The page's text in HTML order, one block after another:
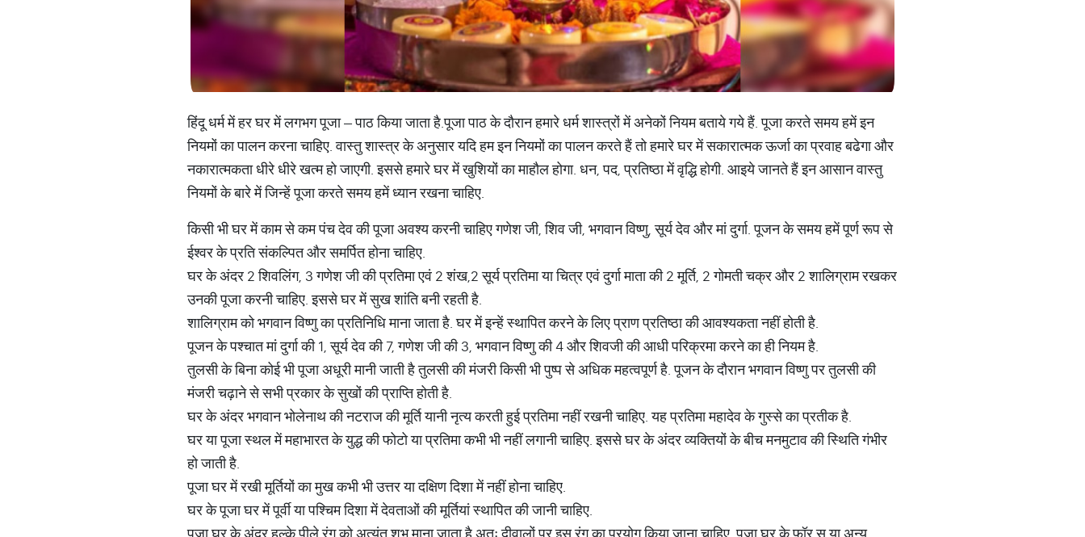
हिंदू धर्म में हर घर में लगभग पूजा – पाठ किया जाता है.पूजा पाठ के दौरान हमारे धर्म शास्त्रों में अनेकों नियम बताये गये हैं. पूजा करते समय हमें इन
नियमों का पालन करना चाहिए. वास्तु शास्त्र के अनुसार यदि हम इन नियमों का पालन करते हैं तो हमारे घर में सकारात्मक ऊर्जा का प्रवाह बढेगा और
नकारात्मकता धीरे धीरे खत्म हो जाएगी. इससे हमारे घर में खुशियों का माहौल होगा. धन, पद, प्रतिष्ठा में वृद्धि होगी. आइये जानते हैं इन आसान वास्तु
नियमों के बारे में जिन्हें पूजा करते समय हमें ध्यान रखना चाहिए.
किसी भी घर में काम से कम पंच देव की पूजा अवश्य करनी चाहिए गणेश जी, शिव जी, भगवान विष्णु, सूर्य देव और मां दुर्गा. पूजन के समय हमें पूर्ण रूप से
ईश्वर के प्रति संकल्पित और समर्पित होना चाहिए.
घर के अंदर 2 शिवलिंग, 3 गणेश जी की प्रतिमा एवं 2 शंख,2 सूर्य प्रतिमा या चित्र एवं दुर्गा माता की 2 मूर्ति, 2 गोमती चक्र और 2 शालिग्राम रखकर
उनकी पूजा करनी चाहिए. इससे घर में सुख शांति बनी रहती है.
शालिग्राम को भगवान विष्णु का प्रतिनिधि माना जाता है. घर में इन्हें स्थापित करने के लिए प्राण प्रतिष्ठा की आवश्यकता नहीं होती है.
पूजन के पश्चात मां दुर्गा की 1, सूर्य देव की 7, गणेश जी की 3, भगवान विष्णु की 4 और शिवजी की आधी परिक्रमा करने का ही नियम है.
तुलसी के बिना कोई भी पूजा अधूरी मानी जाती है तुलसी की मंजरी किसी भी पुष्प से अधिक महत्वपूर्ण है. पूजन के दौरान भगवान विष्णु पर तुलसी की
मंजरी चढ़ाने से सभी प्रकार के सुखों की प्राप्ति होती है.
घर के अंदर भगवान भोलेनाथ की नटराज की मूर्ति यानी नृत्य करती हुई प्रतिमा नहीं रखनी चाहिए. यह प्रतिमा महादेव के गुस्से का प्रतीक है.
घर या पूजा स्थल में महाभारत के युद्ध की फोटो या प्रतिमा कभी भी नहीं लगानी चाहिए. इससे घर के अंदर व्यक्तियों के बीच मनमुटाव की स्थिति गंभीर
हो जाती है.
पूजा घर में रखी मूर्तियों का मुख कभी भी उत्तर या दक्षिण दिशा में नहीं होना चाहिए.
घर के पूजा घर में पूर्वी या पश्चिम दिशा में देवताओं की मूर्तियां स्थापित की जानी चाहिए.